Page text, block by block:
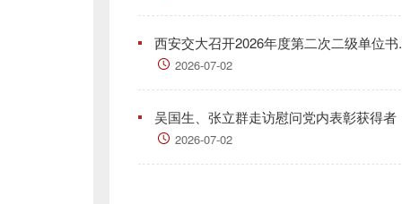
西安交大召开2026年度第二次二级单位书
2026-07-02
吴国生、张立群走访慰问党内表彰获得者
2026-07-02